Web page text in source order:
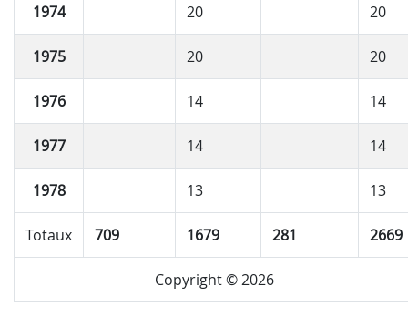
1974 20 20
1975 20 20
1976 14 14
1977 14 14
1978 13 13
Totaux 709 1679 281 2669
Copyright © 2026